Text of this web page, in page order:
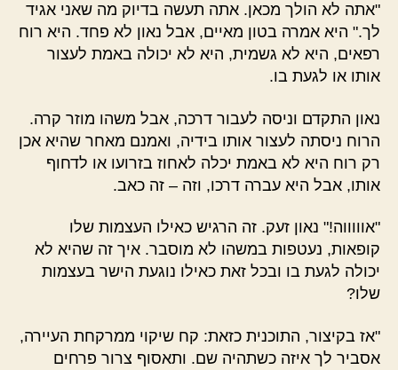
"אתה לא הולך מכאן. אתה תעשה בדיוק מה שאני אגיד
לך." היא אמרה בטון מאיים, אבל נאון לא פחד. היא רוח
רפאים, היא לא גשמית, היא לא יכולה באמת לעצור
אותו או לגעת בו.
נאון התקדם וניסה לעבור דרכה, אבל משהו מוזר קרה.
הרוח ניסתה לעצור אותו בידיה, ואמנם מאחר שהיא אכן
רק רוח היא לא באמת יכלה לאחוז בזרועו או לדחוף
אותו, אבל היא עברה דרכו, וזה – זה כאב.
"אוווווה!" נאון זעק. זה הרגיש כאילו העצמות שלו
קופאות, נעטפות במשהו לא מוסבר. איך זה שהיא לא
יכולה לגעת בו ובכל זאת כאילו נוגעת הישר בעצמות
שלו?
"אז בקיצור, התוכנית כזאת: קח שיקוי ממרקחת העיירה,
אסביר לך איזה כשתהיה שם. ותאסוף צרור פרחים